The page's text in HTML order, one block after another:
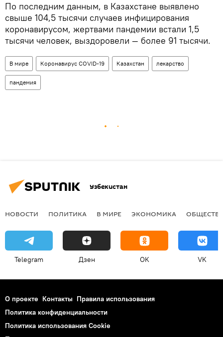
По последним данным, в Казахстане выявлено
свыше 104,5 тысячи случаев инфицирования
коронавирусом, жертвами пандемии встали 1,5
тысячи человек, выздоровели — более 91 тысячи.
В мире Коронавирус COVID-19 Казахстан лекарство
пандемия
Узбекистан
НОВОСТИ ПОЛИТИКА В МИРЕ ЭКОНОМИКА
Telegram Дзен OK VK
О проекте Контакты Правила использования
Политика конфиденциальности
Политика использования Cookie